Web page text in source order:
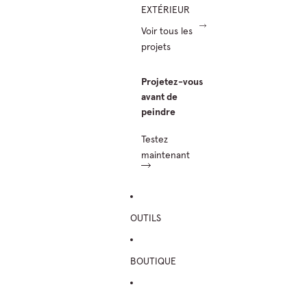
EXTÉRIEUR
Voir tous les
projets
Projetez-vous
avant de
peindre
Testez
maintenant
OUTILS
BOUTIQUE